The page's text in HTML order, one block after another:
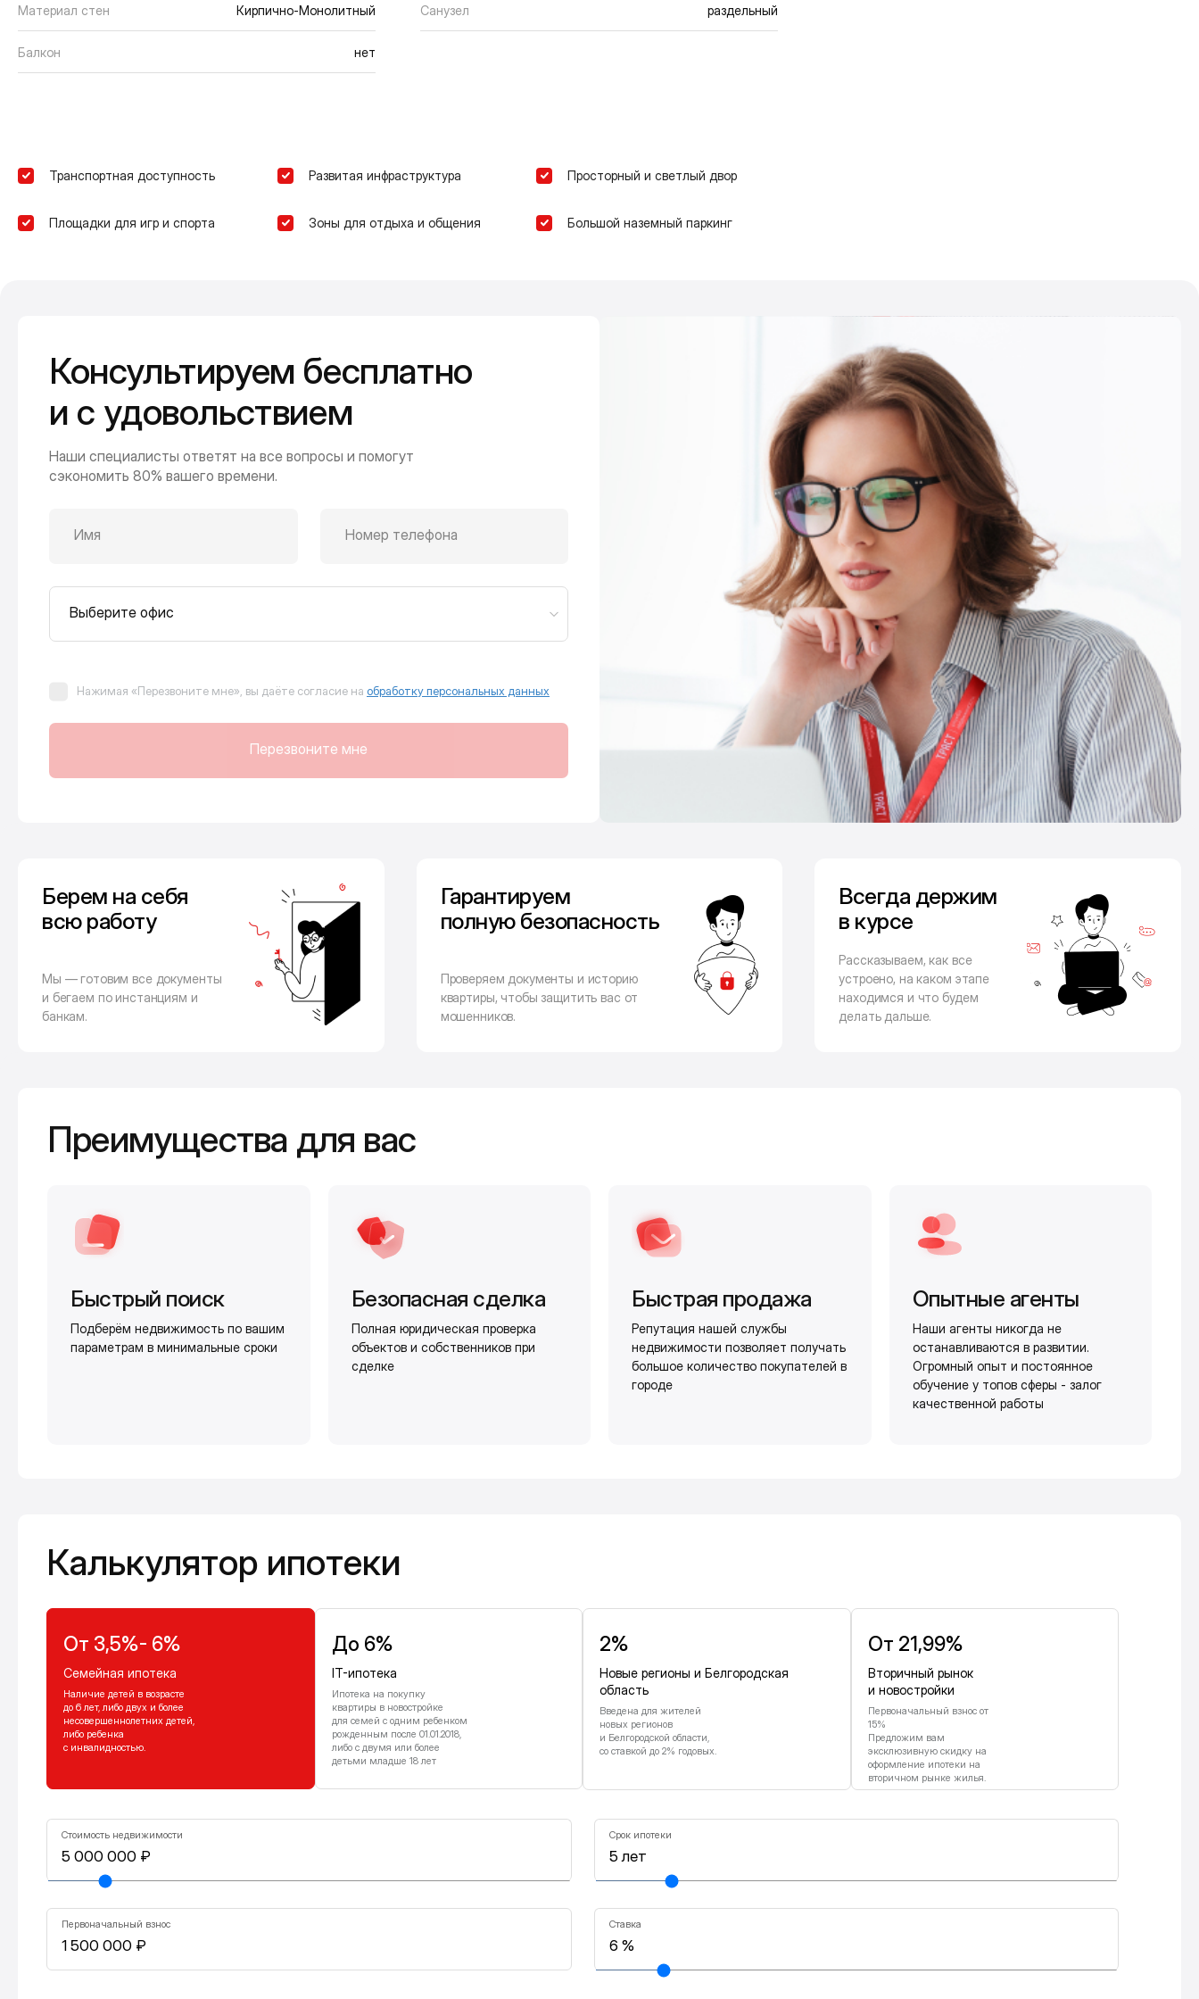
Материал стен Кирпично-Монолитный Санузел раздельный
Балкон нет
Транспортная доступность Развитая инфраструктура Просторный и светлый двор
Площадки для игр и спорта Зоны для отдыха и общения Большой наземный паркинг
Консультируем бесплатно
и с удовольствием
Наши специалисты ответят на все вопросы и помогут
сэкономить 80% вашего времени.
Имя Номер телефона
Выберите офис
Нажимая «Перезвоните мне», вы даёте согласие на обработку персональных данных
Перезвоните мне
Берем на себя
всю работу
Мы — готовим все документы
и бегаем по инстанциям и
банкам.
Гарантируем
полную безопасность
Проверяем документы и историю
квартиры, чтобы защитить вас от
мошенников.
Всегда держим
в курсе
Рассказываем, как все
устроено, на каком этапе
находимся и что будем
делать дальше.
Преимущества для вас
Быстрый поиск
Подберём недвижимость по вашим
параметрам в минимальные сроки
Безопасная сделка
Полная юридическая проверка
объектов и собственников при
сделке
Быстрая продажа
Репутация нашей службы
недвижимости позволяет получать
большое количество покупателей в
городе
Опытные агенты
Наши агенты никогда не
останавливаются в развитии.
Огромный опыт и постоянное
обучение у топов сферы - залог
качественной работы
Калькулятор ипотеки
От 3,5%- 6%
Семейная ипотека
Наличие детей в возрасте
до 6 лет, либо двух и более
несовершеннолетних детей,
либо ребенка
с инвалидностью.
До 6%
IT-ипотека
Ипотека на покупку
квартиры в новостройке
для семей с одним ребенком
рожденным после 01.01.2018,
либо с двумя или более
детьми младше 18 лет
2%
Новые регионы и Белгородская
область
Введена для жителей
новых регионов
и Белгородской области,
со ставкой до 2% годовых.
От 21,99%
Вторичный рынок
и новостройки
Первоначальный взнос от
15%
Предложим вам
эксклюзивную скидку на
оформление ипотеки на
вторичном рынке жилья.
Стоимость недвижимости Срок ипотеки
Первоначальный взнос Ставка